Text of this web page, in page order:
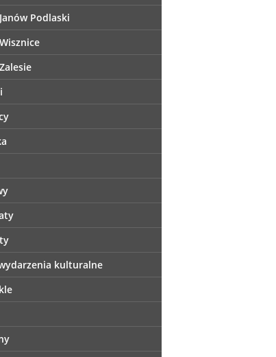
Podlaski
kulturalne